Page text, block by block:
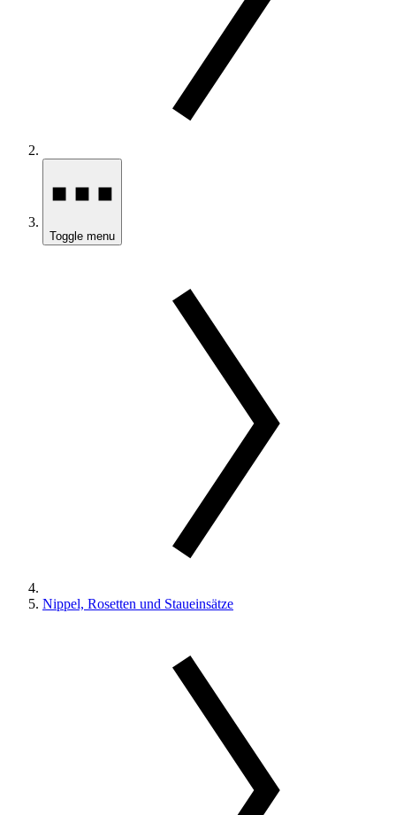
Toggle menu
Nippel, Rosetten und Staueinsätze